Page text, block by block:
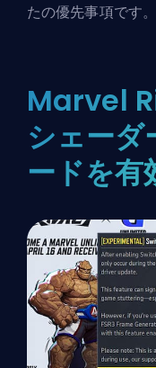
たの優先事項です。
Marvel
シェー
ードを有